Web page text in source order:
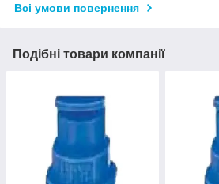
Всі умови повернення
Подібні товари компанії